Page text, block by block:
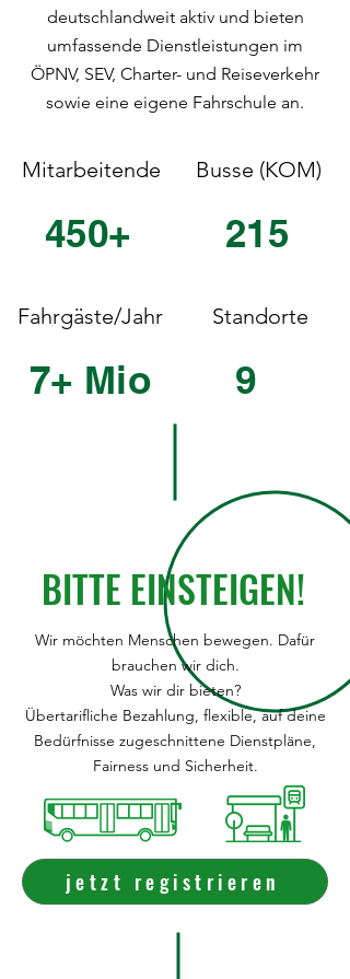
deutschlandweit aktiv und bieten
umfassende Dienstleistungen im
ÖPNV, SEV, Charter- und Reiseverkehr
sowie eine eigene Fahrschule an.
Mitarbeitende
450+
Busse (KOM)
215
Fahrgäste/Jahr
7+ Mio
Standorte
9
BITTE EINSTEIGEN!
Wir möchten Menschen bewegen. Dafür
brauchen wir dich.
Was wir dir bieten?
Übertarifliche Bezahlung, flexible, auf deine
Bedürfnisse zugeschnittene Dienstpläne,
Fairness und Sicherheit.
jetzt registrieren